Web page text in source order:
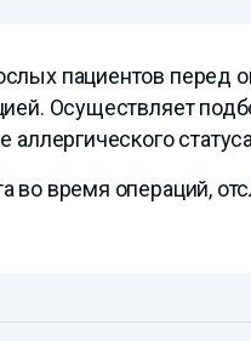
пациентов перед
Осуществляет
аллергического
во время операций,